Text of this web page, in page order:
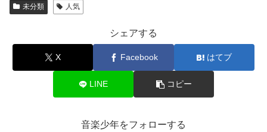
未分類 人気
シェアする
X Facebook はてブ
LINE コピー
音楽少年をフォローする